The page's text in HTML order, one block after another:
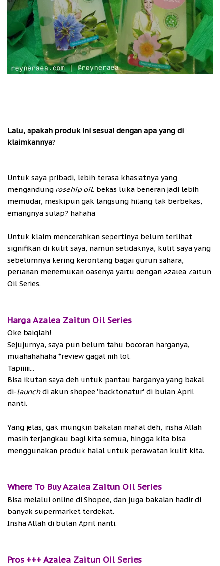
Lalu, apakah produk ini sesuai dengan apa yang di
klaimkannya?
Untuk saya pribadi, lebih terasa khasiatnya yang
mengandung rosehip oil. bekas luka beneran jadi lebih
memudar, meskipun gak langsung hilang tak berbekas,
emangnya sulap? hahaha
Untuk klaim mencerahkan sepertinya belum terlihat
signifikan di kulit saya, namun setidaknya, kulit saya yang
sebelumnya kering kerontang bagai gurun sahara,
perlahan menemukan oasenya yaitu dengan Azalea Zaitun
Oil Series.
Harga Azalea Zaitun Oil Series
Oke baiqlah!
Sejujurnya, saya pun belum tahu bocoran harganya,
muahahahaha *review gagal nih lol.
Tapiiiii...
Bisa ikutan saya deh untuk pantau harganya yang bakal
di-launchdi akun shopee 'backtonatur' di bulan April
nanti.
Yang jelas, gak mungkin bakalan mahal deh, insha Allah
masih terjangkau bagi kita semua, hingga kita bisa
menggunakan produk halal untuk perawatan kulit kita.
Where To Buy Azalea Zaitun Oil Series
Bisa melalui online di Shopee, dan juga bakalan hadir di
banyak supermarket terdekat.
Insha Allah di bulan April nanti.
Pros +++ Azalea Zaitun Oil Series